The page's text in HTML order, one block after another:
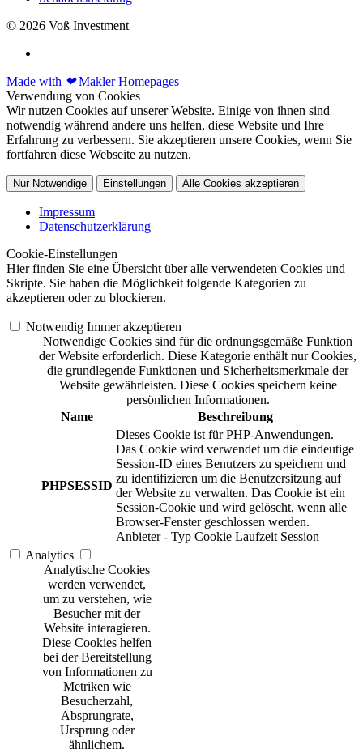
© 2026 Voß Investment
Made with ❤Makler Homepages
Verwendung von Cookies
Wir nutzen Cookies auf unserer Website. Einige von ihnen sind
notwendig während andere uns helfen, diese Website und Ihre
Erfahrung zu verbessern. Sie akzeptieren unsere Cookies, wenn Sie
fortfahren diese Webseite zu nutzen.
Nur Notwendige Einstellungen Alle Cookies akzeptieren
Impressum
Datenschutzerklärung
Cookie-Einstellungen
Hier finden Sie eine Übersicht über alle verwendeten Cookies und
Skripte. Sie haben die Möglichkeit folgende Kategorien zu
akzeptieren oder zu blockieren.
Notwendig Immer akzeptieren
Notwendige Cookies sind für die ordnungsgemäße Funktion
der Website erforderlich. Diese Kategorie enthält nur Cookies,
die grundlegende Funktionen und Sicherheitsmerkmale der
Website gewährleisten. Diese Cookies speichern keine
persönlichen Informationen.
Name
Beschreibung
PHPSESSID
Dieses Cookie ist für PHP-Anwendungen.
Das Cookie wird verwendet um die eindeutige
Session-ID eines Benutzers zu speichern und
zu identifizieren um die Benutzersitzung auf
der Website zu verwalten. Das Cookie ist ein
Session-Cookie und wird gelöscht, wenn alle
Browser-Fenster geschlossen werden.
Anbieter - Typ Cookie Laufzeit Session
Analytics
Analytische Cookies
werden verwendet,
um zu verstehen, wie
Besucher mit der
Website interagieren.
Diese Cookies helfen
bei der Bereitstellung
von Informationen zu
Metriken wie
Besucherzahl,
Absprungrate,
Ursprung oder
ähnlichem.